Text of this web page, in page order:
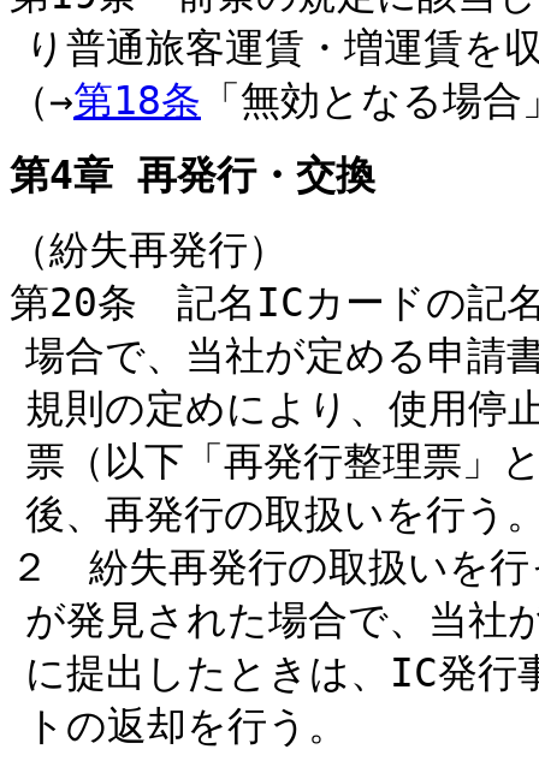
り普通旅客運賃・増運賃を
（→第18条 「無効となる場合
第4章 再発行・交換
（紛失再発行）
第20条 記名ICカードの記
場合で、当社が定める申請
規則の定めにより、使用停
票（以下「再発行整理票」
後、再発行の取扱いを行う
２ 紛失再発行の取扱いを
が発見された場合で、当社
に提出したときは、IC発行
トの返却を行う。